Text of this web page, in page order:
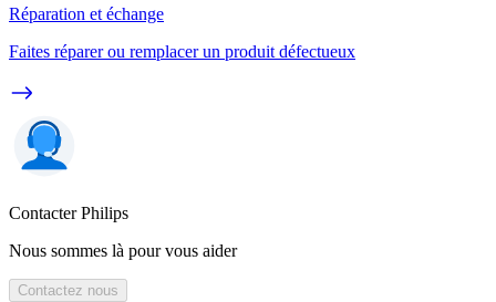
Réparation et échange
Faites réparer ou remplacer un produit défectueux
Contacter Philips
Nous sommes là pour vous aider
Contactez nous